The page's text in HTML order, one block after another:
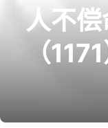
人不
（1171